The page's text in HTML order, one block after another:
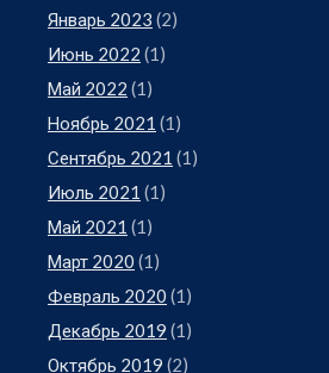
Январь 2023 (2)
Июнь 2022 (1)
Май 2022 (1)
Ноябрь 2021 (1)
Сентябрь 2021 (1)
Июль 2021 (1)
Май 2021 (1)
Март 2020 (1)
Февраль 2020 (1)
Декабрь 2019 (1)
Октябрь 2019 (2)